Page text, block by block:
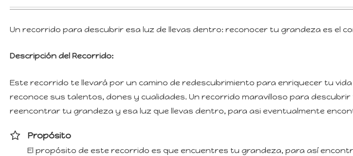
Un recorrido para descubrir esa luz de llevas dentro: reconocer tu grandeza es el
Descripción del Recorrido:
Este recorrido te llevará por un camino de redescubrimiento para enriquecer tu
reconoce sus talentos, dones y cualidades. Un recorrido maravilloso para
reencontrar tu grandeza y esa luz que llevas dentro, para asi eventualmente
Propósito
El propósito de este recorrido es que encuentres tu grandeza, para así